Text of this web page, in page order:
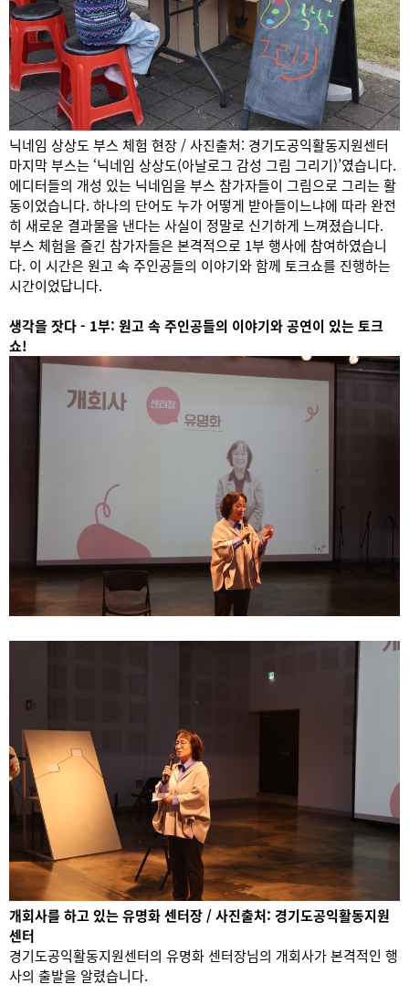
닉네임 상상도 부스 체험 현장 / 사진출처: 경기도공익활동지원센터
마지막 부스는 ‘닉네임 상상도(아날로그 감성 그림 그리기)’였습니다.
에디터들의 개성 있는 닉네임을 부스 참가자들이 그림으로 그리는 활
동이었습니다. 하나의 단어도 누가 어떻게 받아들이느냐에 따라 완전
히 새로운 결과물을 낸다는 사실이 정말로 신기하게 느껴졌습니다.
부스 체험을 즐긴 참가자들은 본격적으로 1부 행사에 참여하였습니
다. 이 시간은 원고 속 주인공들의 이야기와 함께 토크쇼를 진행하는
시간이었답니다.
생각을 잣다 - 1부: 원고 속 주인공들의 이야기와 공연이 있는 토크
쇼!
개회사를 하고 있는 유명화 센터장 / 사진출처: 경기도공익활동지원
센터
경기도공익활동지원센터의 유명화 센터장님의 개회사가 본격적인 행
사의 출발을 알렸습니다.